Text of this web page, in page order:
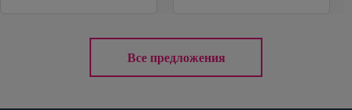
Все предложения